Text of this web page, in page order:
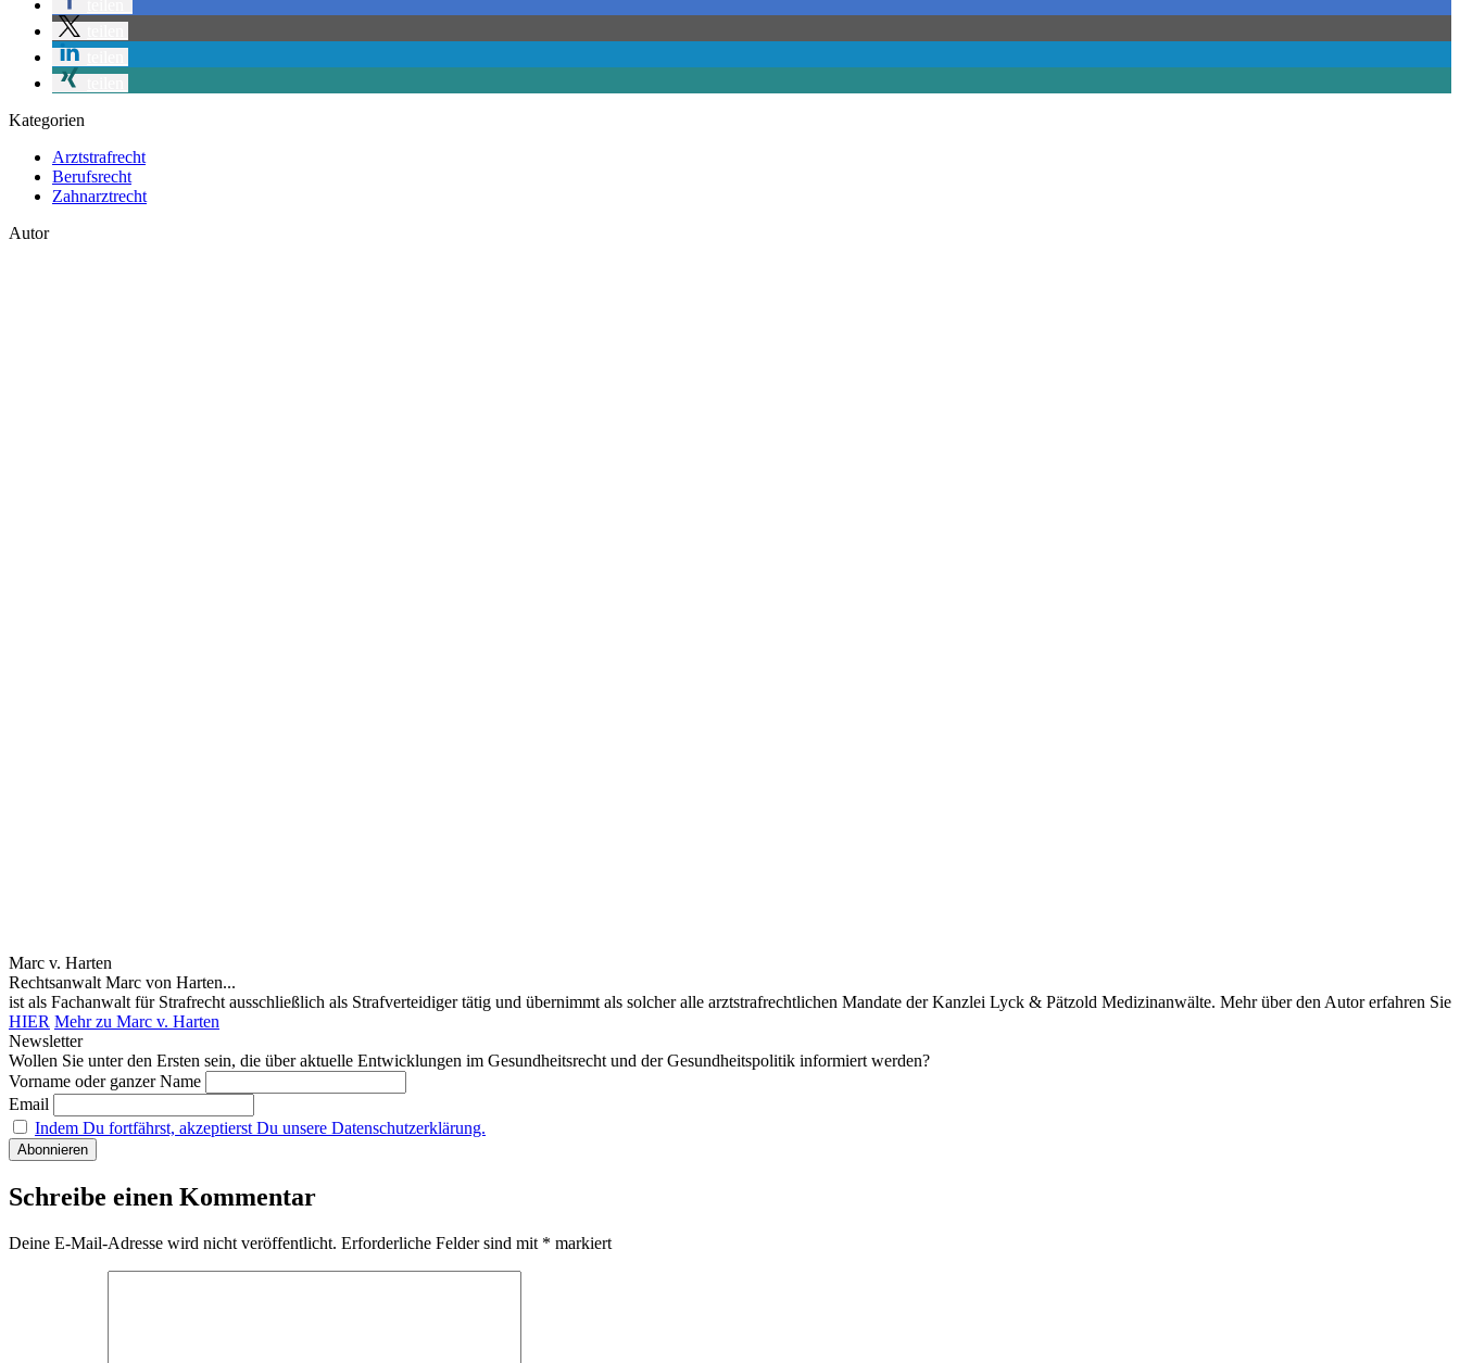
Kategorien
Arztstrafrecht
Berufsrecht
Zahnarztrecht
Autor
Marc v. Harten
Rechtsanwalt Marc von Harten...
ist als Fachanwalt für Strafrecht ausschließlich als Strafverteidiger tätig und übernimmt als solcher alle arztstrafrechtlichen Mandate der Kanzlei Lyck & Pätzold Medizinanwälte. Mehr über den Autor erfahren Sie
HIER Mehr zu Marc v. Harten
Newsletter
Wollen Sie unter den Ersten sein, die über aktuelle Entwicklungen im Gesundheitsrecht und der Gesundheitspolitik informiert werden?
Vorname oder ganzer Name
Email
Indem Du fortfährst, akzeptierst Du unsere Datenschutzerklärung.
Schreibe einen Kommentar
Deine E-Mail-Adresse wird nicht veröffentlicht. Erforderliche Felder sind mit * markiert